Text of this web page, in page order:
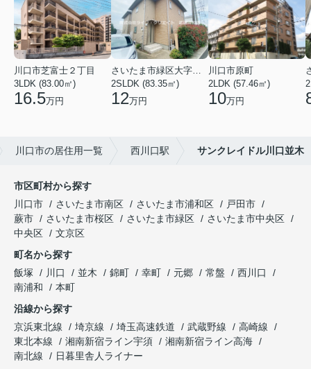
川口市芝富士２丁目
3LDK (83.00㎡)
16.5万円
2SLDK (83.35㎡)
12万円
川口市原町
2LDK (57.46㎡)
10万円
川口市の居住用一覧 西川口駅 サンクレイドル川口並木
市区町村から探す
川口市
さいたま市南区 さいたま市浦和区
戸田市
蕨市
さいたま市桜区 さいたま市緑区
さいたま市中央区
中央区
文京区
町名から探す
飯塚
川口 並木 錦町 幸町 元郷 常盤
西川口
南浦和
本町
沿線から探す
京浜東北線
埼京線 埼玉高速鉄道 武蔵野線
高崎線
東北本線
湘南新宿ライン宇須
湘南新宿ライン高海
南北線
日暮里舎人ライナー